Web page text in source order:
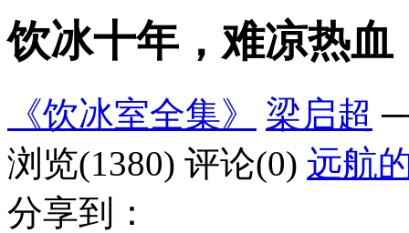
饮冰十年，难凉热血
《饮冰室全集》 梁启超
浏览(1380) 评论(0) 远航
分享到：